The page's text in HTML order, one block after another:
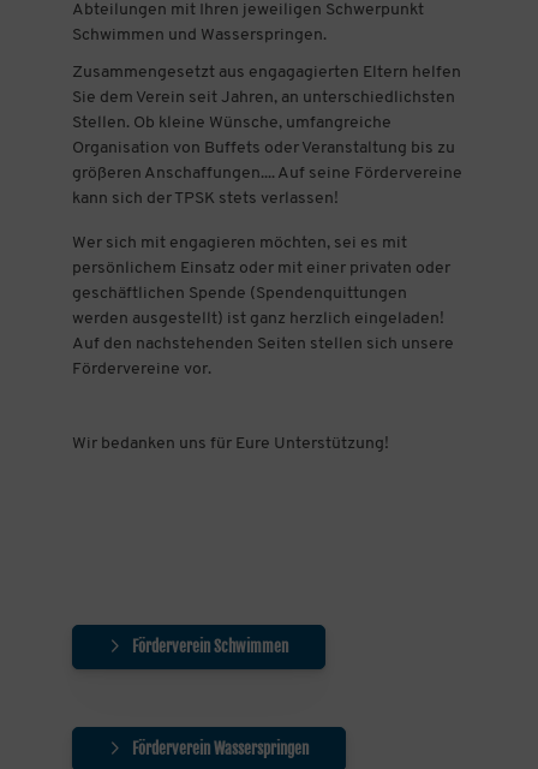
Abteilungen mit Ihren jeweiligen Schwerpunkt
Schwimmen und Wasserspringen.
Zusammengesetzt aus engagagierten Eltern helfen
Sie dem Verein seit Jahren, an unterschiedlichsten
Stellen. Ob kleine Wünsche, umfangreiche
Organisation von Buffets oder Veranstaltung bis zu
größeren Anschaffungen.... Auf seine Fördervereine
kann sich der TPSK stets verlassen!
Wer sich mit engagieren möchten, sei es mit
persönlichem Einsatz oder mit einer privaten oder
geschäftlichen Spende (Spendenquittungen
werden ausgestellt) ist ganz herzlich eingeladen!
Auf den nachstehenden Seiten stellen sich unsere
Fördervereine vor.
Wir bedanken uns für Eure Unterstützung!
Förderverein Schwimmen
Förderverein Wasserspringen